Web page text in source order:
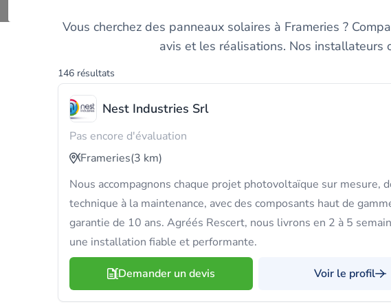
Vous cherchez des panneaux solaires à Frameries ?
avis et les réalisations. Nos
146 résultats
Nest Industries Srl
Pas encore d'évaluation
Frameries(3 km)
Nous accompagnons chaque projet photovoltaïque sur mesure,
technique à la maintenance, avec des composants haut de
garantie de 10 ans. Agréés Rescert, nous livrons en 2 à 5
une installation fiable et performante.
Demander un devis Voir le profil